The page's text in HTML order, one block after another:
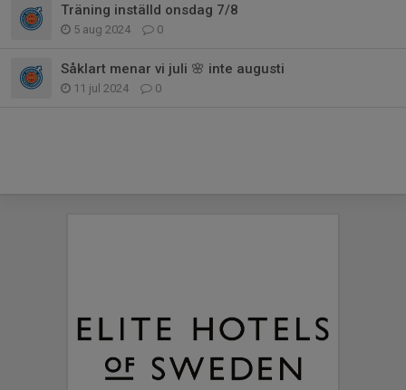
Träning inställd onsdag 7/8
5 aug 2024 0
Såklart menar vi juli 🌸 inte augusti
11 jul 2024 0